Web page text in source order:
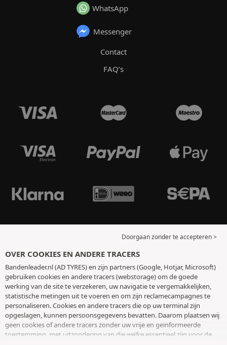
WhatsApp
Messenger
Contact
FAQ’s
Doorgaan zonder te accepteren >
OVER COOKIES EN ANDERE TRACERS
Bandenleader.nl (AD TYRES) en zijn partners (Google, Hotjar, Microsoft)
gebruiken cookies en andere tracers (webstorage) om de goede
werking van de site te verzekeren, uw navigatie te vergemakkelijken,
statistische metingen uit te voeren en om zijn reclamecampagnes te
personaliseren. Cookies en andere tracers die op uw terminal zijn
opgeslagen, kunnen persoonsgegevens bevatten. Daarom plaatsen wij
geen cookies of andere tracers zonder uw vrije en geïnformeerde
toestemming, met uitzondering van die welke essentieel zijn voor de